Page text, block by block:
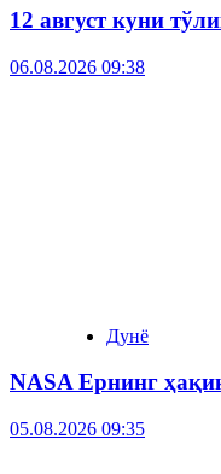
12 август куни
06.08.2026 09:38
Дунё
NASA Ернинг
05.08.2026 09:35